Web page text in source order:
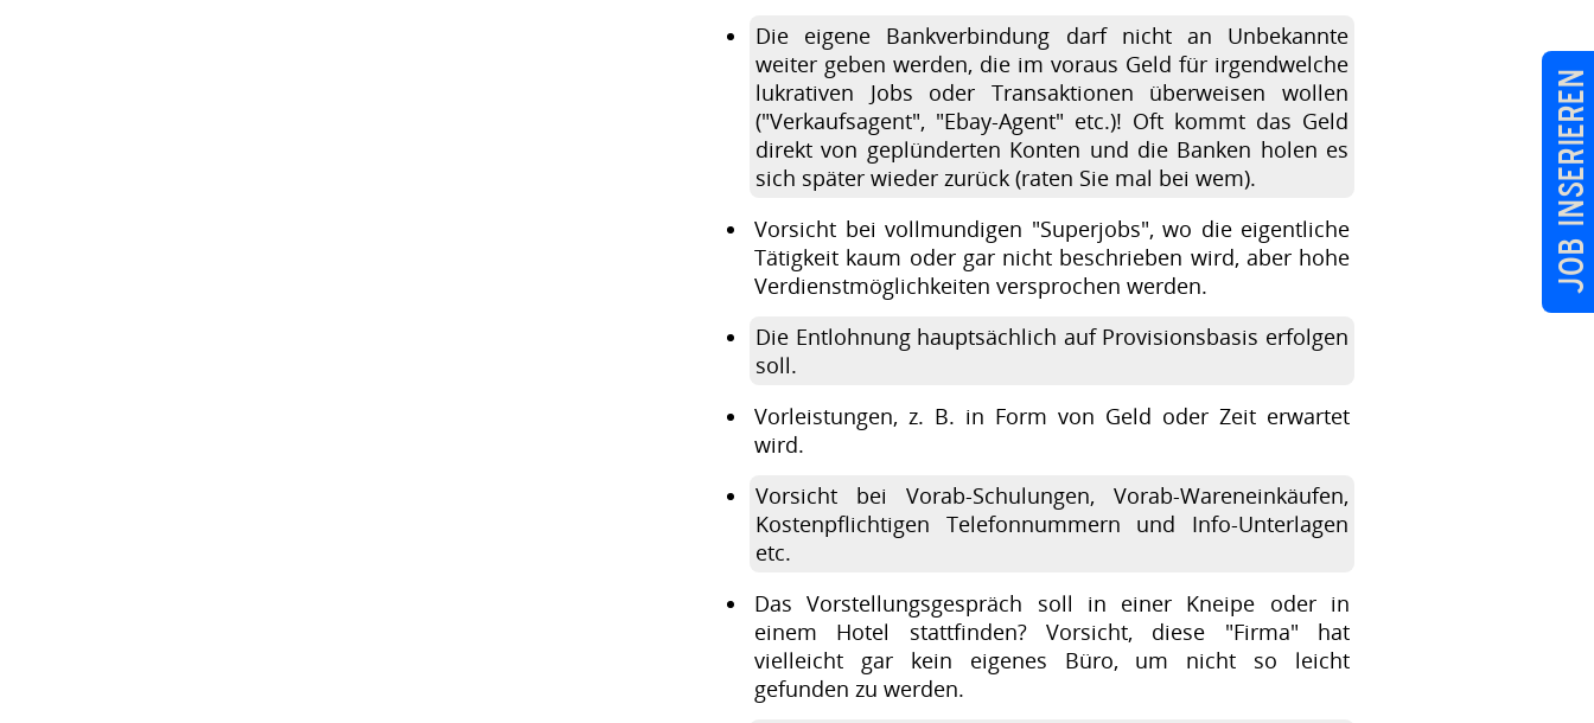
Job inserieren
Die eigene Bankverbindung darf nicht an Unbekannte
weiter geben werden, die im voraus Geld für irgendwelche
lukrativen Jobs oder Transaktionen überweisen wollen
("Verkaufsagent", "Ebay-Agent" etc.)! Oft kommt das Geld
direkt von geplünderten Konten und die Banken holen es
sich später wieder zurück (raten Sie mal bei wem).
Vorsicht bei vollmundigen "Superjobs", wo die eigentliche
Tätigkeit kaum oder gar nicht beschrieben wird, aber hohe
Verdienstmöglichkeiten versprochen werden.
Die Entlohnung hauptsächlich auf Provisionsbasis erfolgen
soll.
Vorleistungen, z. B. in Form von Geld oder Zeit erwartet
wird.
Vorsicht bei Vorab-Schulungen, Vorab-Wareneinkäufen,
Kostenpflichtigen Telefonnummern und Info-Unterlagen
etc.
Das Vorstellungsgespräch soll in einer Kneipe oder in
einem Hotel stattfinden? Vorsicht, diese "Firma" hat
vielleicht gar kein eigenes Büro, um nicht so leicht
gefunden zu werden.